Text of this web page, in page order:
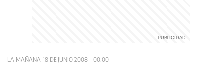
LA MAÑANA 18 DE JUNIO 2008 - 00:00